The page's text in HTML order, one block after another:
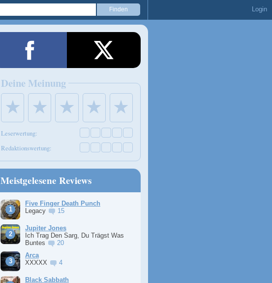
Login
Deine Meinung
★ ★ ★ ★ ★
Leserwertung:
Redaktionswertung:
Meistgelesene Reviews
Five Finger Death Punch
Legacy
15
Jupiter Jones
Ich Trag Den Sarg, Du Trägst Was
Buntes
20
Arca
XXXXX
4
Black Sabbath